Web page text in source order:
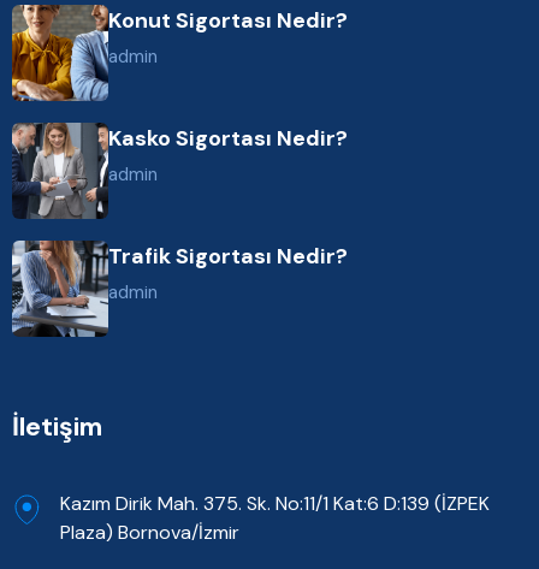
Konut Sigortası Nedir?
admin
Kasko Sigortası Nedir?
admin
Trafik Sigortası Nedir?
admin
İletişim
Kazım Dirik Mah. 375. Sk. No:11/1 Kat:6 D:139 (İZPEK
Plaza) Bornova/İzmir